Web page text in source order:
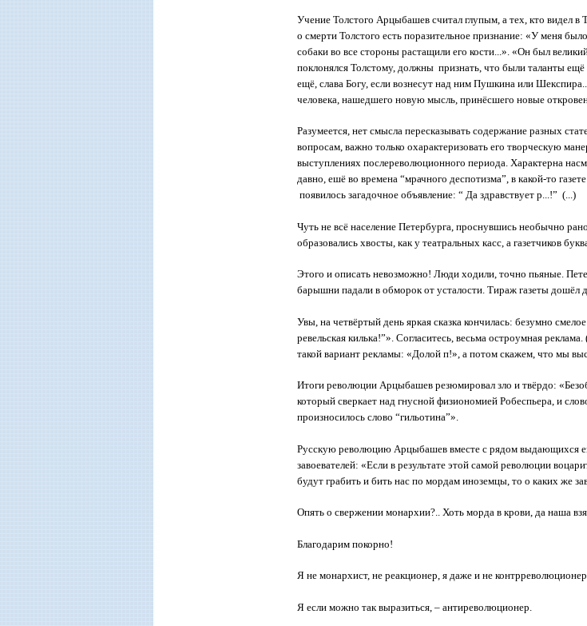
Учение Толстого Арцыбашев считал глупым, а тех, кто видел
о смерти Толстого есть поразительное признание: «У меня
собаки во все стороны растащили его кости...». «Он был
поклонялся Толстому, должны признать, что были таланты
ещё, слава Богу, если вознесут над ним Пушкина или
человека, нашедшего новую мысль, принёсшего новые
Разумеется, нет смысла пересказывать содержание разных
вопросам, важно только охарактеризовать его творческую
выступлениях послереволюционного периода. Характерна
давно, ешё во времена “мрачного деспотизма”, в какой-то
появилось загадочное объявление: “ Да здравствует р...!” (...)
Чуть не всё население Петербурга, проснувшись необычно
образовались хвосты, как у театральных касс, а газетчиков
Этого и описать невозможно! Люди ходили, точно пьяные.
барышни падали в обморок от усталости. Тираж газеты дошёл
Увы, на четвёртый день яркая сказка кончилась: безумно
ревельская килька!”». Согласитесь, весьма остроумная
такой вариант рекламы: «Долой п!», а потом скажем, что мы
Итоги революции Арцыбашев резюмировал зло и твёрдо:
который сверкает над гнусной физиономией Робеспьера, и
произносилось слово “гильотина”».
Русскую революцию Арцыбашев вместе с рядом выдающихся
завоевателей: «Если в результате этой самой революции
будут грабить и бить нас по мордам иноземцы, то о каких же
Опять о свержении монархии?.. Хоть морда в крови, да наша
Благодарим покорно!
Я не монархист, не реакционер, я даже и не
Я если можно так выразиться, – антиреволюционер.